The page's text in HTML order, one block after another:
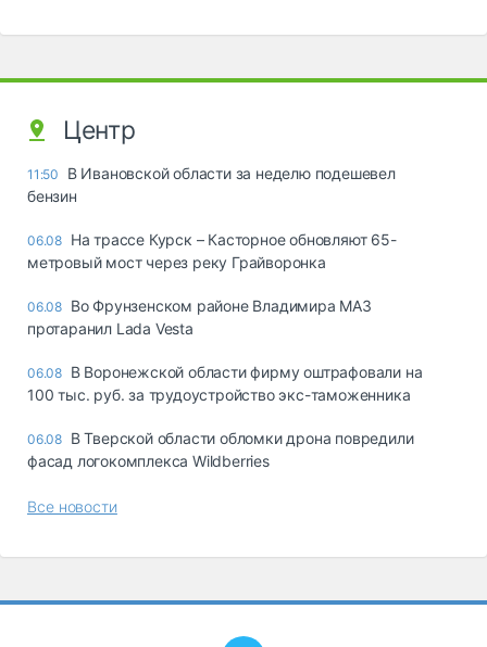
Центр
11:50
В Ивановской области за неделю подешевел
бензин
06.08 На трассе Курск – Касторное обновляют 65-
метровый мост через реку Грайворонка
06.08 Во Фрунзенском районе Владимира МАЗ
протаранил Lada Vesta
06.08 В Воронежской области фирму оштрафовали на
100 тыс. руб. за трудоустройство экс-таможенника
06.08 В Тверской области обломки дрона повредили
фасад логокомплекса Wildberries
Все новости